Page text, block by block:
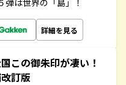
弾は世界の「島」！
詳細を見る
この御朱印が凄い！
訂版